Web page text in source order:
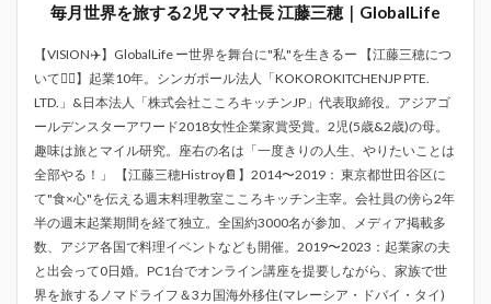
毎月世界を旅する2児ママ社長 江藤三穂｜GlobalLife
【VISION✈️】GlobalLife ー世界を舞台に"私"を生きるー 【江藤三穂につ
いて💁‍♀️】起業10年。シンガポール法人「KOKOROKITCHENJP PTE.
LTD.」&日本法人「株式会社こころキッチンJP」代表取締役。アジアゴ
ールデンスターアワード2018女性企業家賞受賞。2児(5歳&2歳)の母。
趣味は旅とマイル研究。座右の名は「一度きりの人生、やりたいことは
全部やる！」 【江藤三穂Histroy📔】2014〜2019： 東京都世田谷区に
て"食×心"を伝える週末料理教室こころキッチン主宰。会社員の傍ら2年
半の週末起業期間を経て独立。全国約3000名が参加、メディア掲載多
数、アジア各国で料理イベントなども開催。2019〜2023：起業家の夫
と出会って0日婚。PC1台でオンライン講座を提要しながら、家族で世
界を旅するノマドライフ＆3カ国海外移住(マレーシア・ドバイ・タイ)